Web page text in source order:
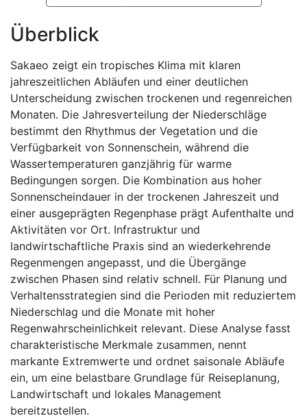
Überblick
Sakaeo zeigt ein tropisches Klima mit klaren
jahreszeitlichen Abläufen und einer deutlichen
Unterscheidung zwischen trockenen und regenreichen
Monaten. Die Jahresverteilung der Niederschläge
bestimmt den Rhythmus der Vegetation und die
Verfügbarkeit von Sonnenschein, während die
Wassertemperaturen ganzjährig für warme
Bedingungen sorgen. Die Kombination aus hoher
Sonnenscheindauer in der trockenen Jahreszeit und
einer ausgeprägten Regenphase prägt Aufenthalte und
Aktivitäten vor Ort. Infrastruktur und
landwirtschaftliche Praxis sind an wiederkehrende
Regenmengen angepasst, und die Übergänge
zwischen Phasen sind relativ schnell. Für Planung und
Verhaltensstrategien sind die Perioden mit reduziertem
Niederschlag und die Monate mit hoher
Regenwahrscheinlichkeit relevant. Diese Analyse fasst
charakteristische Merkmale zusammen, nennt
markante Extremwerte und ordnet saisonale Abläufe
ein, um eine belastbare Grundlage für Reiseplanung,
Landwirtschaft und lokales Management
bereitzustellen.